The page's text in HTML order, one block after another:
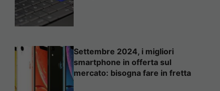
Settembre 2024, i migliori
smartphone in offerta sul
mercato: bisogna fare in fretta